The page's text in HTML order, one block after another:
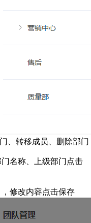
、转移成员、删除部门
名称、上级部门点击
修改内容点击保存